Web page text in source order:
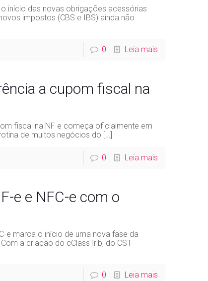
início das novas obrigações acessórias
impostos (CBS e IBS) ainda não
0 Leia mais
a cupom fiscal na
fiscal na NF e começa oficialmente em
de muitos negócios do […]
0 Leia mais
e e NFC-e com o
e marca o início de uma nova fase da
a criação do cClassTrib, do CST-
0 Leia mais